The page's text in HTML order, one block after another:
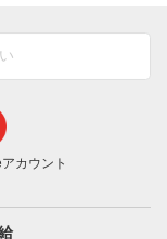
カウント